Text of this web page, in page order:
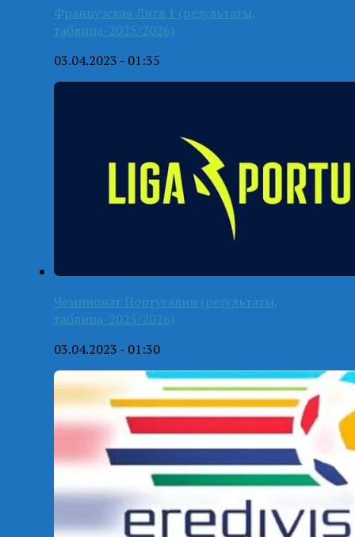
Французская Лига 1 (результаты,
таблица-2025/2026)
03.04.2023 - 01:35
Чемпионат Португалии (результаты,
таблица-2025/2026)
03.04.2023 - 01:30